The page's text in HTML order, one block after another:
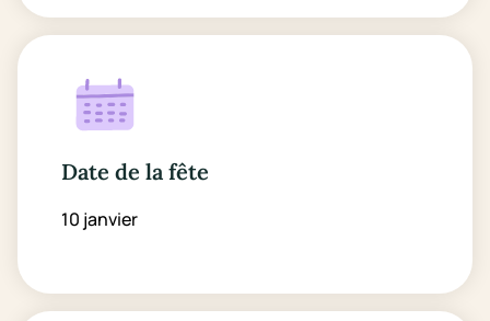
Date de la fête
10 janvier